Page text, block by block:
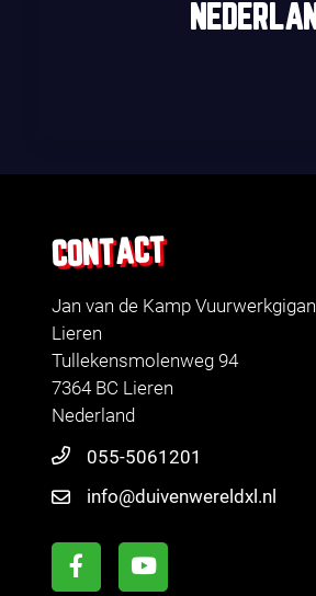
CONTACT
Jan van de Kamp
Lieren
Tullekensmolenweg 94
7364 BC Lieren
Nederland
055-5061201
info@duivenwereldxl.nl